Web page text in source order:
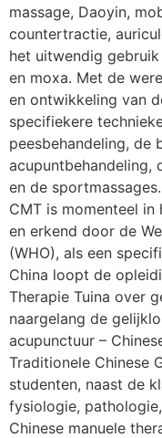
massage, Daoyin,
countertractie,
het uitwendig
en moxa. Met de
en ontwikkeling van
specifiekere
peesbehandeling, de
acupuntbehandeling,
en de sportmassages.
CMT is momenteel
en erkend door de
(WHO), als een
China loopt de
Therapie Tuina over
naargelang de
acupunctuur –
Traditionele Chinese
studenten, naast de
fysiologie,
Chinese manuele